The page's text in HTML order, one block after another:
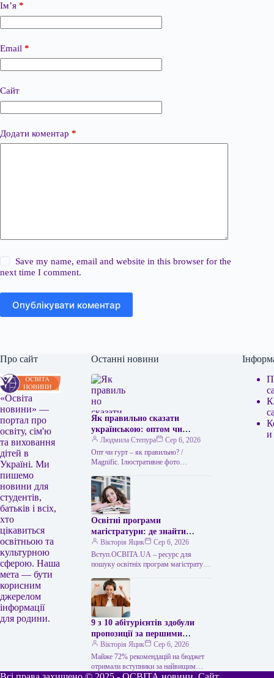
Ім’я *
Email *
Сайт
Додати коментар *
Save my name, email and website in this browser for the
next time I comment.
Опублікувати коментар
Про сайт
«Освіта
новини» —
портал про
освіту, сім'ю
та виховання
дітей в
Україні. Ми
пишемо
новини для
студентів,
батьків і всіх,
хто
цікавиться
освітньою та
культурною
сферою. Наша
мета — бути
корисним
джерелом
інформації
для родини.
Останні новини
Як правильно сказати
українською: оптом чи
гуртом
Людмила Степура
Сер 6, 2026
Опт чи гурт – як правильно? /
Мagnific. Ілюстративне фото
часто пропонує два рівнозначні слова,
…
Освітні програми
магістратури: де знайти
відомості
Вікторія Яцик
Сер 6, 2026
Вступ.ОСВІТА.UA – ресурс для
пошуку освітніх програм магістратури
відомості Для вибору напряму
підготовки вступники до
магістратури…
9 з 10 абітурієнтів здобули
пропозиції за першими
трьома побажаннями
Вікторія Яцик
Сер 6, 2026
Майже 72% рекомендацій на бюджет
отримали вступники за найвищим
пріоритетом Дев’ять із десяти
и